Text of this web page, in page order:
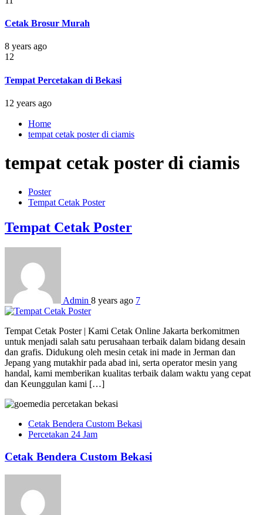
Cetak Brosur Murah
8 years ago
12
Tempat Percetakan di Bekasi
12 years ago
Home
tempat cetak poster di ciamis
tempat cetak poster di ciamis
Poster
Tempat Cetak Poster
Tempat Cetak Poster
Admin 8 years ago 7
Tempat Cetak Poster | Kami Cetak Online Jakarta berkomitmen
untuk menjadi salah satu perusahaan terbaik dalam bidang desain
dan grafis. Didukung oleh mesin cetak ini made in Jerman dan
Jepang yang mutakhir pada abad ini, serta operator mesin yang
handal, kami memberikan kualitas terbaik dalam waktu yang cepat
dan Keunggulan kami […]
Cetak Bendera Custom Bekasi
Percetakan 24 Jam
Cetak Bendera Custom Bekasi